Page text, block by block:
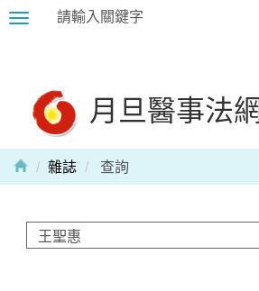
Toggle
月旦醫事法
雜誌 查詢